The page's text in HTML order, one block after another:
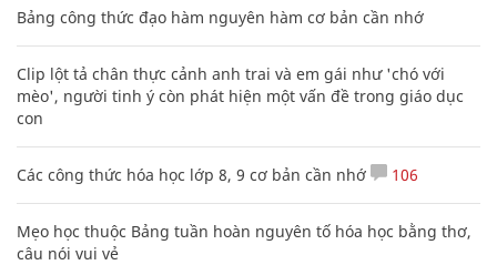
Bảng công thức đạo hàm nguyên hàm cơ bản cần nhớ
Clip lột tả chân thực cảnh anh trai và em gái như 'chó với
mèo', người tinh ý còn phát hiện một vấn đề trong giáo dục
con
Các công thức hóa học lớp 8, 9 cơ bản cần nhớ 106
Mẹo học thuộc Bảng tuần hoàn nguyên tố hóa học bằng thơ,
câu nói vui vẻ